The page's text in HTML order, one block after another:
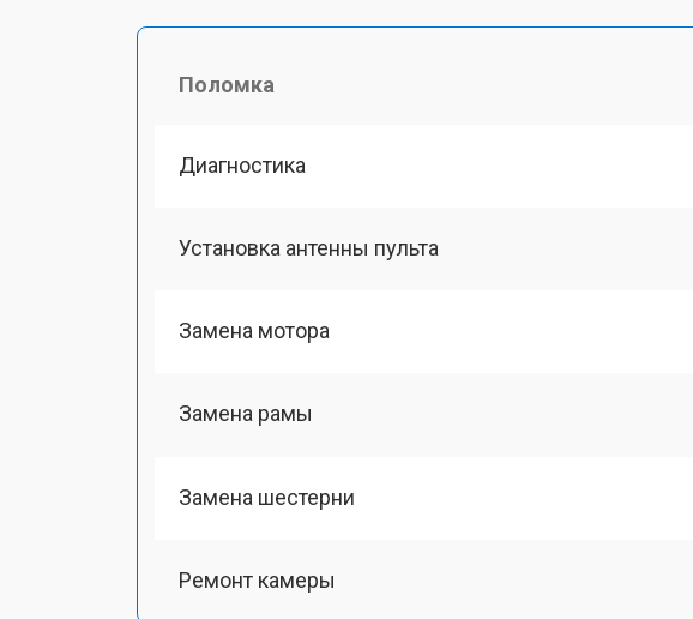
Поломка
Диагностика
Установка антенны пульта
Замена мотора
Замена рамы
Замена шестерни
Ремонт камеры